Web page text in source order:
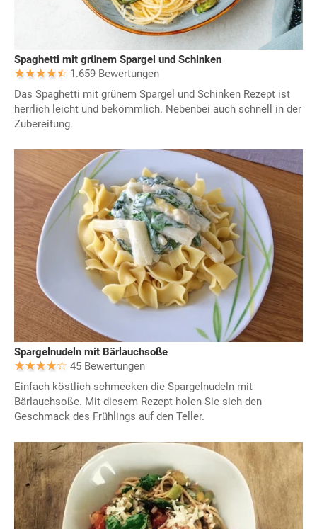
Spaghetti mit grünem Spargel und Schinken
1.659 Bewertungen
Das Spaghetti mit grünem Spargel und Schinken Rezept ist
herrlich leicht und bekömmlich. Nebenbei auch schnell in der
Zubereitung.
Spargelnudeln mit Bärlauchsoße
45 Bewertungen
Einfach köstlich schmecken die Spargelnudeln mit
Bärlauchsoße. Mit diesem Rezept holen Sie sich den
Geschmack des Frühlings auf den Teller.